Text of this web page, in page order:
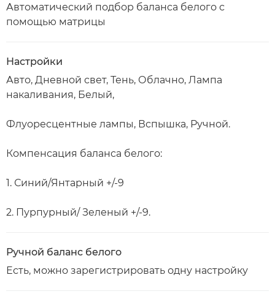
Автоматический подбор баланса белого с
помощью матрицы
Настройки
Авто, Дневной свет, Тень, Облачно, Лампа
накаливания, Белый,
Флуоресцентные лампы, Вспышка, Ручной.
Компенсация баланса белого:
1. Синий/Янтарный +/-9
2. Пурпурный/ Зеленый +/-9.
Ручной баланс белого
Есть, можно зарегистрировать одну настройку